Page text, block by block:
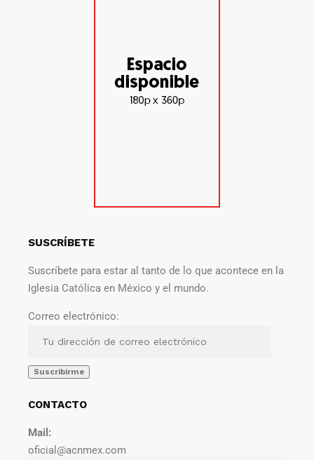
SUSCRÍBETE
Suscríbete para estar al tanto de lo que acontece en la
Iglesia Católica en México y el mundo.
Correo electrónico:
CONTACTO
Mail:
oficial@acnmex.com